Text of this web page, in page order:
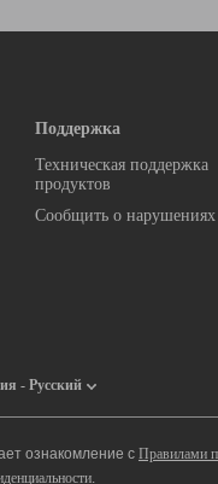
Поддержка
Техническая поддержка
продуктов
Сообщить о нарушениях
- Русский
ознакомление с Правилами
.